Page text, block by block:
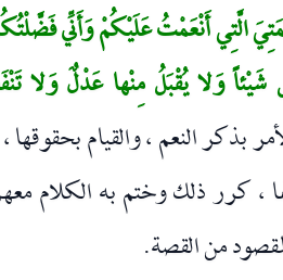
الَّتِي أَنْعَمْتُ عَلَيْكُمْ وَأَنِّي
وَلا يُقْبَلُ مِنْها عَدْلٌ وَلا
بذكر النعم ، والقيام
، كرر ذلك وختم به الكلام
من القصة.